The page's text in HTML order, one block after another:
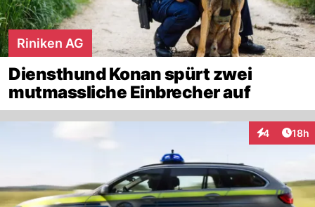
Riniken AG
Diensthund Konan spürt zwei
mutmassliche Einbrecher auf
4
Interaktionen
18h